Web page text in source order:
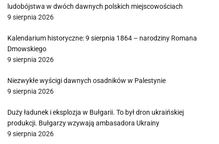
ludobójstwa w dwóch dawnych polskich miejscowościach
9 sierpnia 2026
Kalendarium historyczne: 9 sierpnia 1864 – narodziny Romana
Dmowskiego
9 sierpnia 2026
Niezwykłe wyścigi dawnych osadników w Palestynie
9 sierpnia 2026
Duży ładunek i eksplozja w Bułgarii. To był dron ukraińskiej
produkcji. Bułgarzy wzywają ambasadora Ukrainy
9 sierpnia 2026